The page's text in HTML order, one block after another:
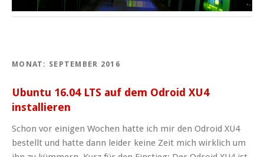
MONAT: SEPTEMBER 2016
Ubuntu 16.04 LTS auf dem Odroid XU4
installieren
Schon vor einigen Wochen hatte ich mir den Odroid XU4
bestellt und hatte dann leider keine Zeit mich wirklich um